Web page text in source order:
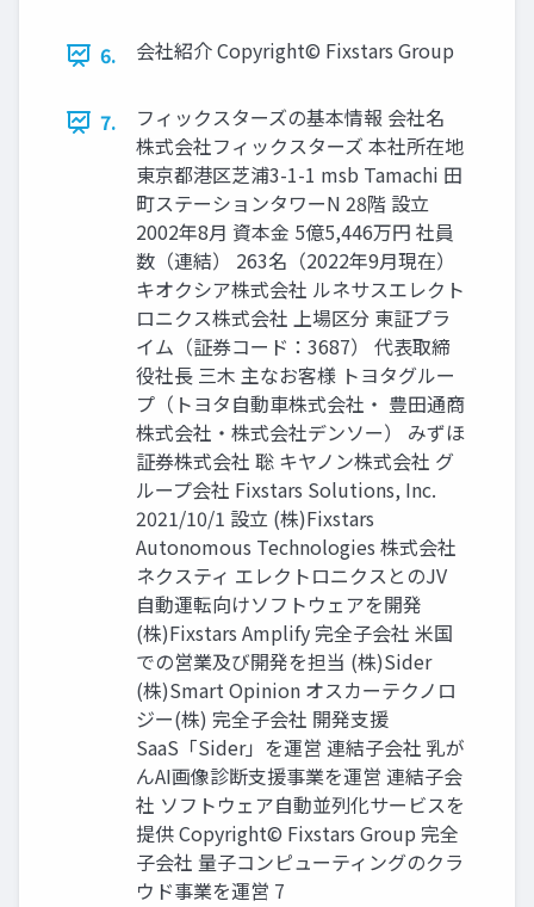
6. 会社紹介 Copyright© Fixstars Group
7.
フィックスターズの基本情報 会社名
株式会社フィックスターズ 本社所在地
東京都港区芝浦3-1-1 msb Tamachi 田
町ステーションタワーN 28階 設立
2002年8月 資本金 5億5,446万円 社員
数（連結） 263名（2022年9月現在）
キオクシア株式会社 ルネサスエレクト
ロニクス株式会社 上場区分 東証プラ
イム（証券コード：3687） 代表取締
役社長 三木 主なお客様 トヨタグルー
プ（トヨタ自動車株式会社・ 豊田通商
株式会社・株式会社デンソー） みずほ
証券株式会社 聡 キヤノン株式会社 グ
ループ会社 Fixstars Solutions, Inc.
2021/10/1 設立 (株)Fixstars
Autonomous Technologies 株式会社
ネクスティ エレクトロニクスとのJV
自動運転向けソフトウェアを開発
(株)Fixstars Amplify 完全子会社 米国
での営業及び開発を担当 (株)Sider
(株)Smart Opinion オスカーテクノロ
ジー(株) 完全子会社 開発支援
SaaS「Sider」を運営 連結子会社 乳が
んAI画像診断支援事業を運営 連結子会
社 ソフトウェア自動並列化サービスを
提供 Copyright© Fixstars Group 完全
子会社 量子コンピューティングのクラ
ウド事業を運営 7